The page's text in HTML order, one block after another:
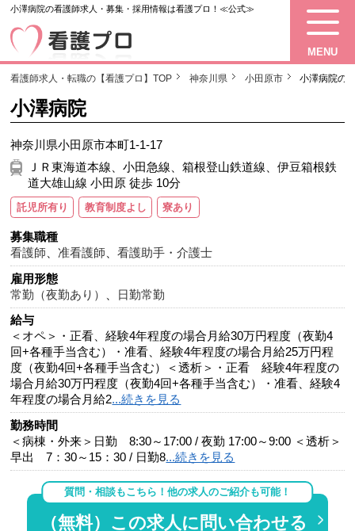
小澤病院の看護師求人・募集・採用情報は看護プロ！≪公式≫
MENU
看護師求人・転職の【看護プロ】TOP 神奈川県 小田原市 小澤病院の
小澤病院
神奈川県小田原市本町1-1-17
ＪＲ東海道本線、小田急線、箱根登山鉄道線、伊豆箱根鉄
道大雄山線 小田原 徒歩 10分
託児所有り 教育制度よし 寮あり
募集職種
看護師 、准看護師 、看護助手・介護士
雇用形態
常勤（夜勤あり）
日勤常勤
給与
＜オペ＞・正看、経験4年程度の場合月給30万円程度（夜勤4
回+各種手当含む）・准看、経験4年程度の場合月給25万円程
度（夜勤4回+各種手当含む）＜透析＞・正看 経験4年程度の
場合月給30万円程度（夜勤4回+各種手当含む）・准看、経験4
年程度の場合月給2...続きを見る
勤務時間
＜病棟・外来＞日勤 8:30～17:00 / 夜勤 17:00～9:00 ＜透析＞
早出 7：30～15：30 / 日勤8...続きを見る
質問・相談もこちら！他の求人のご紹介も可能！
（無料）この求人に問い合わせる